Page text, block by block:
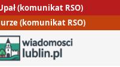
(komunikat RSO)
(komunikat RSO)